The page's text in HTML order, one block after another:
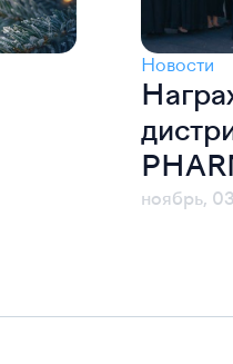
Новости
ноябрь, 03